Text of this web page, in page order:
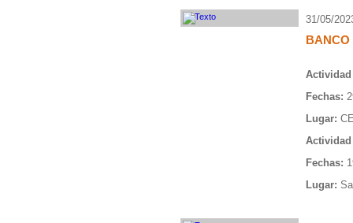
31/05/
BANCO
Fechas:
Lugar:
Fechas:
Lugar: